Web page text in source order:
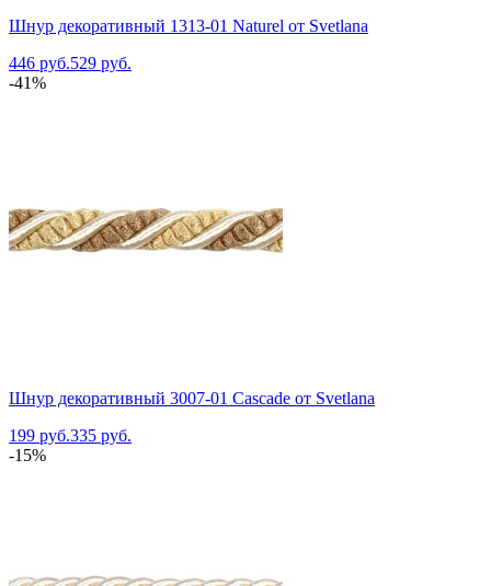
Шнур декоративный 1313-01 Naturel от Svetlana
446 руб.529 руб.
-41%
Шнур декоративный 3007-01 Cascade от Svetlana
199 руб.335 руб.
-15%